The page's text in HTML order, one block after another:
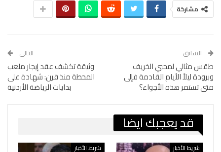
مشاركة
السابق
طقس مثالي لمحبي الخريف
وبرودة ليلاً الأيام القادمة فإلى
متى تستمر هذه الأجواء؟
التالي
وثيقة تكشف عقد إيجار ملعب
المحطة منذ قرن: شهادة على
بدايات الرياضة الأردنية
قد يعجبك ايضا
شريط الأخبار شريط الأخبار